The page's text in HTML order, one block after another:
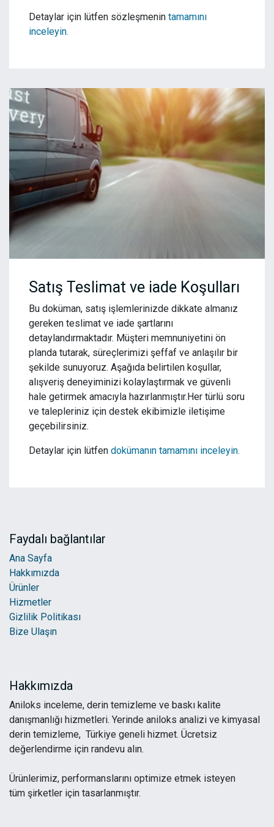
Detaylar için lütfen sözleşmenin tamamını
inceleyin.
Satış Teslimat ve iade Koşulları
Bu doküman, satış işlemlerinizde dikkate almanız
gereken teslimat ve iade şartlarını
detaylandırmaktadır. Müşteri memnuniyetini ön
planda tutarak, süreçlerimizi şeffaf ve anlaşılır bir
şekilde sunuyoruz. Aşağıda belirtilen koşullar,
alışveriş deneyiminizi kolaylaştırmak ve güvenli
hale getirmek amacıyla hazırlanmıştır.Her türlü soru
ve talepleriniz için destek ekibimizle iletişime
geçebilirsiniz.
Detaylar için lütfen dokümanın tamamını inceleyin.
Faydalı bağlantılar
Ana Sayfa
Hakkımızda
Ürünler
Hizmetler
Gizlilik Politikası
Bize Ulaşın
Hakkımızda
Aniloks inceleme, derin temizleme ve baskı kalite
danışmanlığı hizmetleri. Yerinde aniloks analizi ve kimyasal
derin temizleme, Türkiye geneli hizmet. Ücretsiz
değerlendirme için randevu alın.
Ürünlerimiz, performanslarını optimize etmek isteyen
tüm şirketler için tasarlanmıştır.